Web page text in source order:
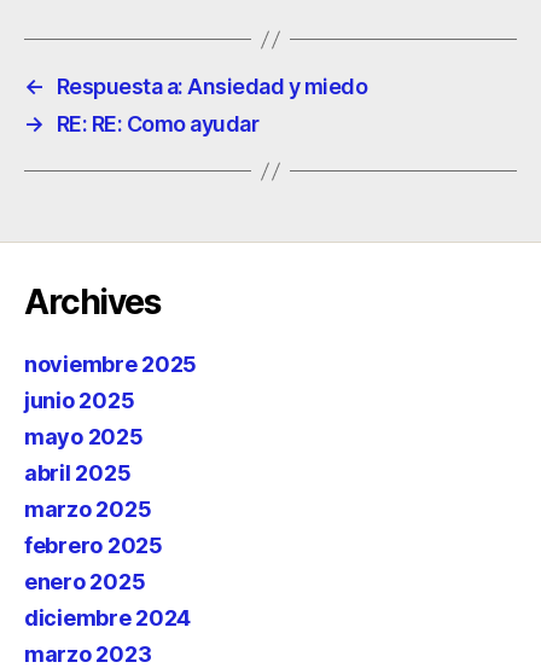
←
Respuesta a: Ansiedad y miedo
→
RE: RE: Como ayudar
Archives
noviembre 2025
junio 2025
mayo 2025
abril 2025
marzo 2025
febrero 2025
enero 2025
diciembre 2024
marzo 2023